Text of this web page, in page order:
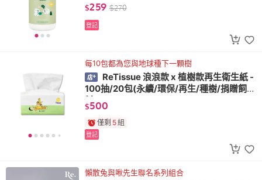
$259 $270
登記
每10包都為您與地球種下一顆樹
ReTissue 浪浪款 x 植樹款再生衛生紙 -
100抽/20包(永續/環保/再生/種樹/捐贈飼
料)
$500
僅剩 5組
登記
懶散兔與啾先生聯名系列組合